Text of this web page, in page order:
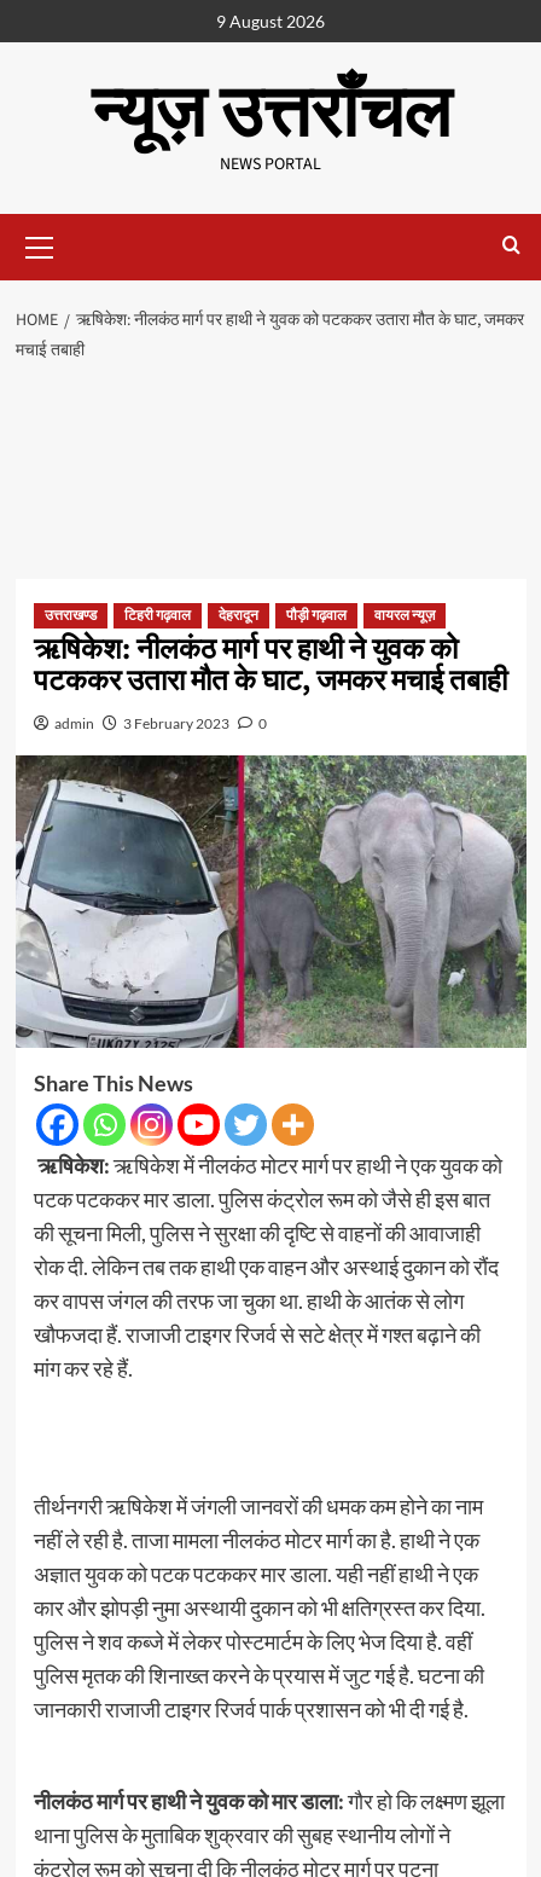
9 August 2026
न्यूज़ उत्तराँचल
NEWS PORTAL
HOME
ऋषिकेश: नीलकंठ मार्ग पर हाथी ने युवक को पटककर उतारा मौत के घाट, जमकर
मचाई तबाही
उत्तराखण्ड टिहरी गढ़वाल देहरादून पौड़ी गढ़वाल वायरल न्यूज़
ऋषिकेश: नीलकंठ मार्ग पर हाथी ने युवक को
पटककर उतारा मौत के घाट, जमकर मचाई तबाही
admin 3 February 2023 0
Share This News
ऋषिकेश:ऋषिकेश में नीलकंठ मोटर मार्ग पर हाथी ने एक युवक को
पटक पटककर मार डाला. पुलिस कंट्रोल रूम को जैसे ही इस बात
की सूचना मिली, पुलिस ने सुरक्षा की दृष्टि से वाहनों की आवाजाही
रोक दी. लेकिन तब तक हाथी एक वाहन और अस्थाई दुकान को रौंद
कर वापस जंगल की तरफ जा चुका था. हाथी के आतंक से लोग
खौफजदा हैं. राजाजी टाइगर रिजर्व से सटे क्षेत्र में गश्त बढ़ाने की
मांग कर रहे हैं.
तीर्थनगरी ऋषिकेश में जंगली जानवरों की धमक कम होने का नाम
नहीं ले रही है. ताजा मामला नीलकंठ मोटर मार्ग का है. हाथी ने एक
अज्ञात युवक को पटक पटककर मार डाला. यही नहीं हाथी ने एक
कार और झोपड़ी नुमा अस्थायी दुकान को भी क्षतिग्रस्त कर दिया.
पुलिस ने शव कब्जे में लेकर पोस्टमार्टम के लिए भेज दिया है. वहीं
पुलिस मृतक की शिनाख्त करने के प्रयास में जुट गई है. घटना की
जानकारी राजाजी टाइगर रिजर्व पार्क प्रशासन को भी दी गई है.
नीलकंठ मार्ग पर हाथी ने युवक को मार डाला:गौर हो कि लक्ष्मण झूला
थाना पुलिस के मुताबिक शुक्रवार की सुबह स्थानीय लोगों ने
कंट्रोल रूम को सूचना दी कि नीलकंठ मोटर मार्ग पर पटना